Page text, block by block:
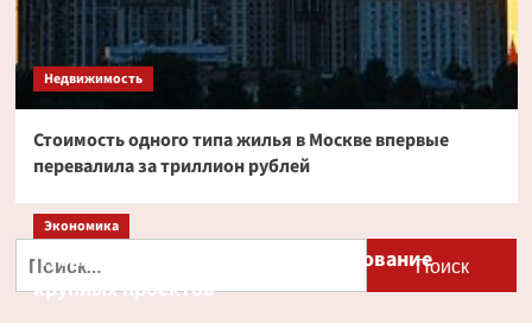
Недвижимость
Стоимость одного типа жилья в Москве впервые
перевалила за триллион рублей
Экономика
Путин и Костин обсудили кредитование
крупных проектов